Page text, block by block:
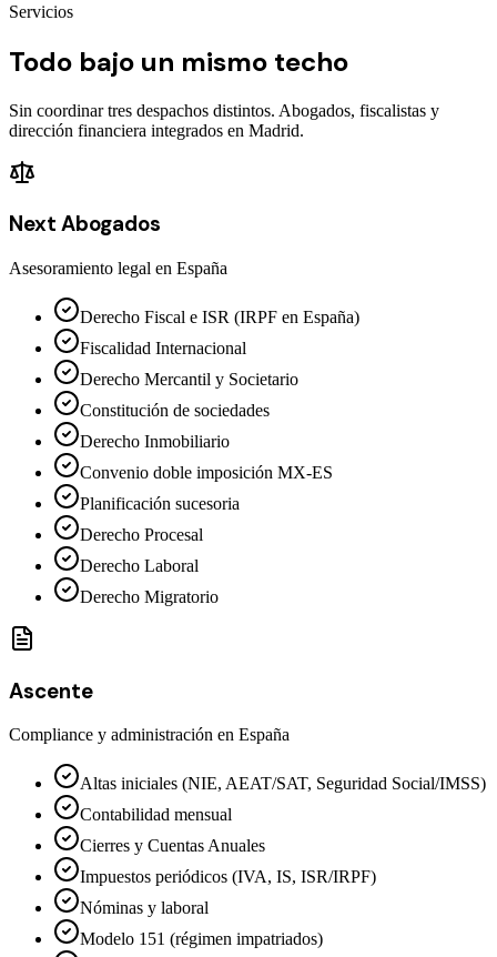
Servicios
Todo bajo un mismo techo
Sin coordinar tres despachos distintos. Abogados, fiscalistas y
dirección financiera integrados en Madrid.
Next Abogados
Asesoramiento legal en España
Derecho Fiscal e ISR (IRPF en España)
Fiscalidad Internacional
Derecho Mercantil y Societario
Constitución de sociedades
Derecho Inmobiliario
Convenio doble imposición MX-ES
Planificación sucesoria
Derecho Procesal
Derecho Laboral
Derecho Migratorio
Ascente
Compliance y administración en España
Altas iniciales (NIE, AEAT/SAT, Seguridad Social/IMSS)
Contabilidad mensual
Cierres y Cuentas Anuales
Impuestos periódicos (IVA, IS, ISR/IRPF)
Nóminas y laboral
Modelo 151 (régimen impatriados)